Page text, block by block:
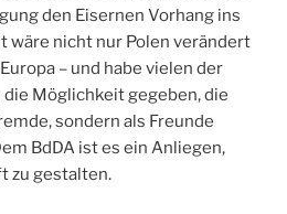
den Eisernen Vorhang ins
wäre nicht nur Polen verändert
– und habe vielen der
Möglichkeit gegeben, die
sondern als Freunde
BdDA ist es ein Anliegen,
zu gestalten.